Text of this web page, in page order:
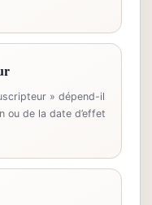
» dépend-il
ou de la date d’effet